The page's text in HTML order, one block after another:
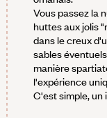
Vous passez la
huttes aux jolis
dans le creux
sables
manière
l'expérience
C'est simple, un